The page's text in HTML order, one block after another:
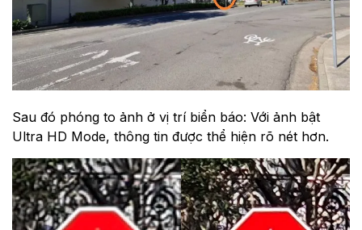
Sau đó phóng to ảnh ở vị trí biển báo: Với ảnh bật
Ultra HD Mode, thông tin được thể hiện rõ nét hơn.